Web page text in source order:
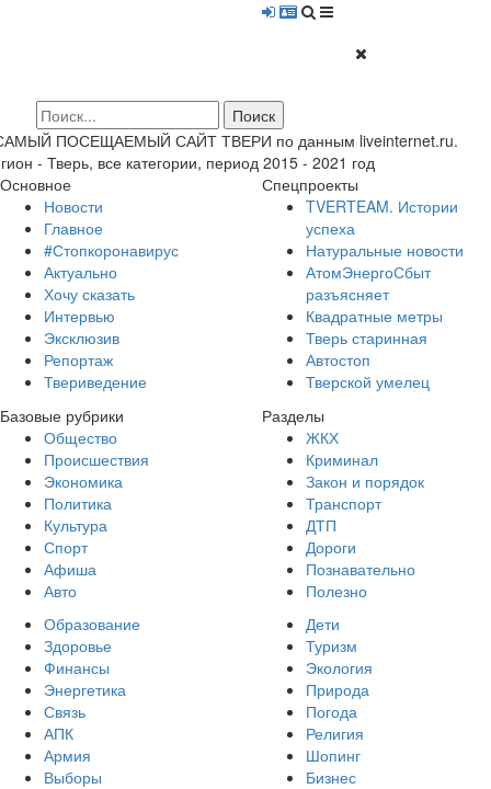
ПОСЕЩАЕМЫЙ САЙТ ТВЕРИ по данным liveinternet.ru.
- Тверь, все категории, период 2015 - 2021 год
Основное
Новости
Главное
#Стопкоронавирус
Актуально
Хочу сказать
Интервью
Эксклюзив
Репортаж
Твериведение
Спецпроекты
TVERTEAM. Истории
успеха
Натуральные новости
АтомЭнергоСбыт
разъясняет
Квадратные метры
Тверь старинная
Автостоп
Тверской умелец
Базовые рубрики
Общество
Происшествия
Экономика
Политика
Культура
Спорт
Афиша
Авто
Разделы
ЖКХ
Криминал
Закон и порядок
Транспорт
ДТП
Дороги
Познавательно
Полезно
Образование
Здоровье
Финансы
Энергетика
Связь
АПК
Армия
Выборы
Дети
Туризм
Экология
Природа
Погода
Религия
Шопинг
Бизнес